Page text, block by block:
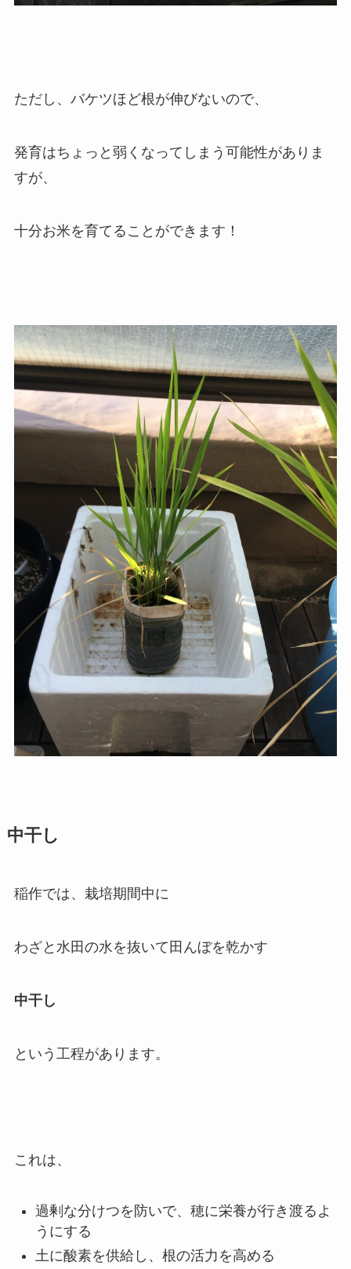
ただし、バケツほど根が伸びないので、
発育はちょっと弱くなってしまう可能性がありま
すが、
十分お米を育てることができます！
中干し
稲作では、栽培期間中に
わざと水田の水を抜いて田んぼを乾かす
中干し
という工程があります。
これは、
過剰な分けつを防いで、穂に栄養が行き渡るよ
うにする
土に酸素を供給し、根の活力を高める